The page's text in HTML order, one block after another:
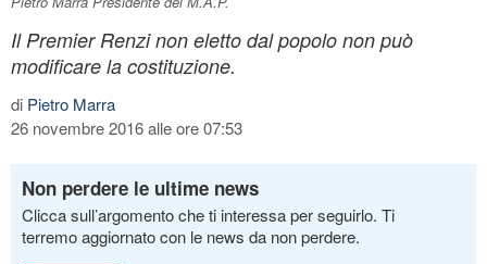
Il Premier Renzi non eletto dal popolo non può
modificare la costituzione.
di Pietro Marra
26 novembre 2016 alle ore 07:53
Non perdere le ultime news
Clicca sull’argomento che ti interessa per seguirlo. Ti
terremo aggiornato con le news da non perdere.